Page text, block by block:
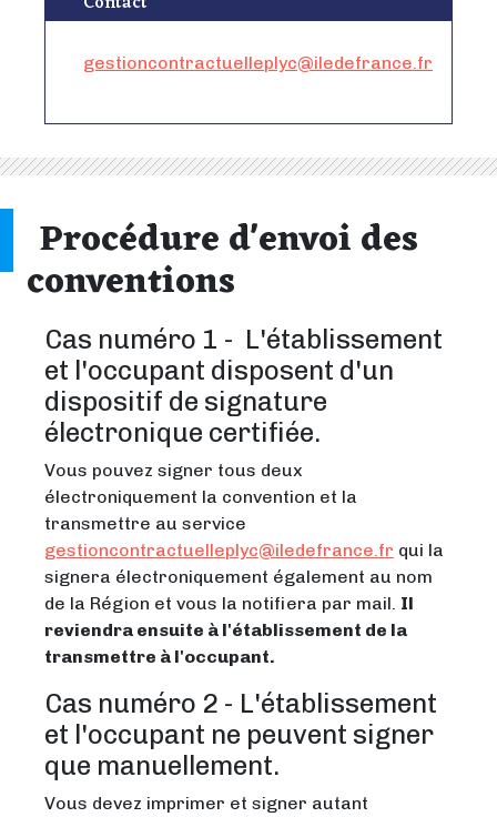
gestioncontractuelleplyc@iledefrance.fr
Procédure d'envoi des
conventions
Cas numéro 1 - L'établissement
et l'occupant disposent d'un
dispositif de signature
électronique certifiée.
Vous pouvez signer tous deux
électroniquement la convention et la
transmettre au service
gestioncontractuelleplyc@iledefrance.fr qui la
signera électroniquement également au nom
de la Région et vous la notifiera par mail. Il
reviendra ensuite à l'établissement de la
transmettre à l'occupant.
Cas numéro 2 - L'établissement
et l'occupant ne peuvent signer
que manuellement.
Vous devez imprimer et signer autant